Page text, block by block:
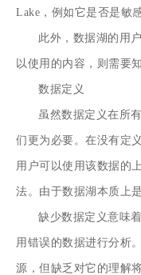
Lake，例如它是否是敏
此外，数据湖的用
以使用的内容，则需要
数据定义
虽然数据定义在所
们更为必要。在没有定
用户可以使用该数据的
法。由于数据湖本质上
缺少数据定义意味
用错误的数据进行分析
源，但缺乏对它的理解